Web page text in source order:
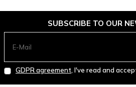
SUBSCRIBE TO OUR
GDPR agreement , I've read and